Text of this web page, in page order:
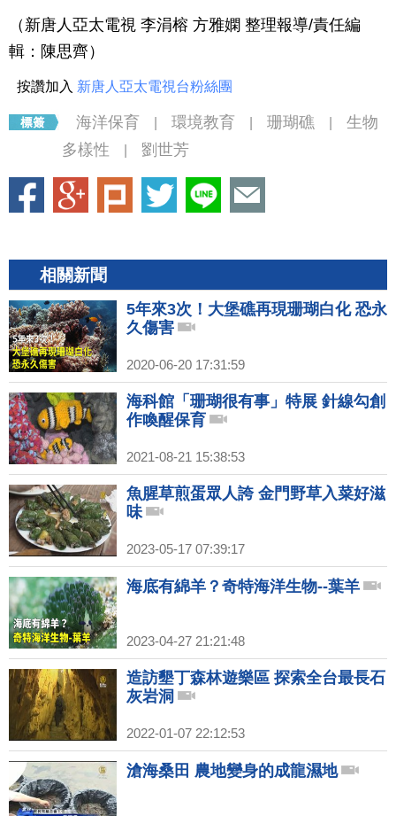
（新唐人亞太電視 李涓榕 方雅嫻 整理報導/責任編
輯：陳思齊）
按讚加入 新唐人亞太電視台粉絲團
海洋保育 環境教育 珊瑚礁
生物
多樣性
劉世芳
相關新聞
5年來3次！大堡礁再現珊瑚白化 恐永
久傷害
2020-06-20 17:31:59
海科館「珊瑚很有事」特展 針線勾創
作喚醒保育
2021-08-21 15:38:53
魚腥草煎蛋眾人誇 金門野草入菜好滋
味
2023-05-17 07:39:17
海底有綿羊？奇特海洋生物--葉羊
2023-04-27 21:21:48
造訪墾丁森林遊樂區 探索全台最長石
灰岩洞
2022-01-07 22:12:53
滄海桑田 農地變身的成龍濕地